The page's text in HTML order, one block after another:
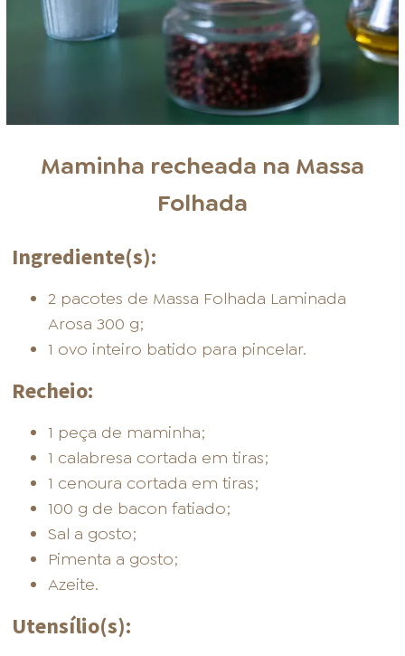
Maminha recheada na Massa
Folhada
Ingrediente(s):
2 pacotes de Massa Folhada Laminada
Arosa 300 g;
1 ovo inteiro batido para pincelar.
Recheio:
1 peça de maminha;
1 calabresa cortada em tiras;
1 cenoura cortada em tiras;
100 g de bacon fatiado;
Sal a gosto;
Pimenta a gosto;
Azeite.
Utensílio(s):